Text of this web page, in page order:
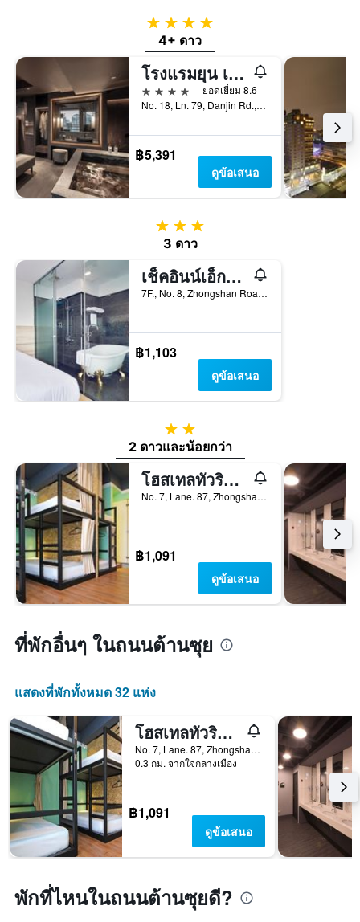
4 ดาว
4+ ดาว
โรงแรมยุน เอสเตท
4 ดาว
ยอดเยี่ยม 8.6
No. 18, Ln. 79, Danjin Rd., Tamsui Dist, ตั้นสุ่ย, ไต้หวัน
฿5,391
ดูข้อเสนอ
3 ดาว
3 ดาว
เช็คอินน์เอ็กซ์เพรส นิวไทเป ถัมซุย
7F., No. 8, Zhongshan Road, ตั้นสุ่ย, ไต้หวัน
฿1,103
ดูข้อเสนอ
2 ดาว
2 ดาวและน้อยกว่า
โฮสเทลทัวริสท์บันนี่
No. 7, Lane. 87, Zhongshan Road, ตั้นสุ่ย, ไต้หวัน
฿1,091
ดูข้อเสนอ
ที่พักอื่นๆ ในถนนต้านซุย
แสดงที่พักทั้งหมด 32 แห่ง
โฮสเทลทัวริสท์บันนี่
No. 7, Lane. 87, Zhongshan Road, ตั้นสุ่ย, ไต้หวัน
0.3 กม. จากใจกลางเมือง
฿1,091
ดูข้อเสนอ
พักที่ไหนในถนนต้านซุยดี?